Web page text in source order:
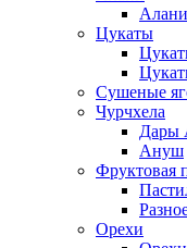
Цукаты
Сушеные
Чурчхела
Дары
Ануш
Фруктовая
Орехи